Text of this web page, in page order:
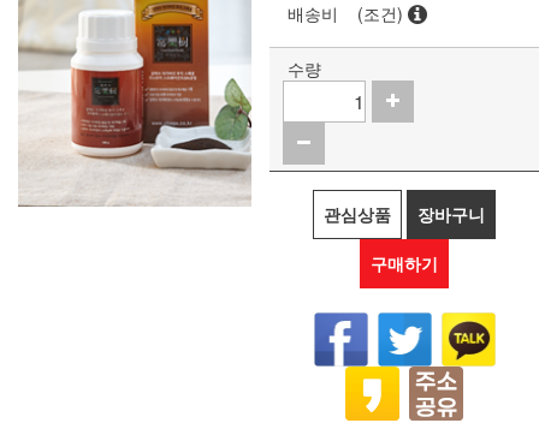
배송비
(조건)
수량
관심상품 장바구니
구매하기